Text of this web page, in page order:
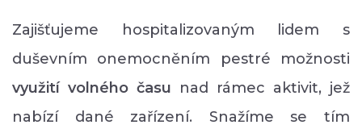
Zajišťujeme hospitalizovaným lidem s
duševním onemocněním pestré možnosti
využití volného času nad rámec aktivit, jež
nabízí dané zařízení. Snažíme se tím